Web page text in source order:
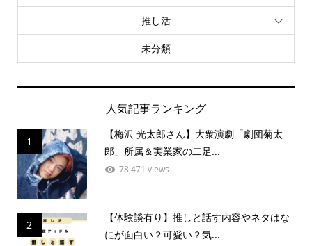
推し活
未分類
人気記事ランキング
1
【梅沢 光太郎さん】大衆演劇「劇団菊太
郎」所属＆実業家の二足...
78,471 views
2
【体験談有り】推しと話す内容やネタはな
にが面白い？可愛い？気...